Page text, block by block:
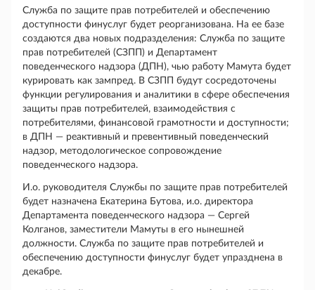
Служба по защите прав потребителей и обеспечению
доступности финуслуг будет реорганизована. На ее базе
создаются два новых подразделения: Служба по защите
прав потребителей (СЗПП) и Департамент
поведенческого надзора (ДПН), чью работу Мамута будет
курировать как зампред. В СЗПП будут сосредоточены
функции регулирования и аналитики в сфере обеспечения
защиты прав потребителей, взаимодействия с
потребителями, финансовой грамотности и доступности;
в ДПН — реактивный и превентивный поведенческий
надзор, методологическое сопровождение
поведенческого надзора.
И.о. руководителя Службы по защите прав потребителей
будет назначена Екатерина Бутова, и.о. директора
Департамента поведенческого надзора — Сергей
Колганов, заместители Мамуты в его нынешней
должности. Служба по защите прав потребителей и
обеспечению доступности финуслуг будет упразднена в
декабре.